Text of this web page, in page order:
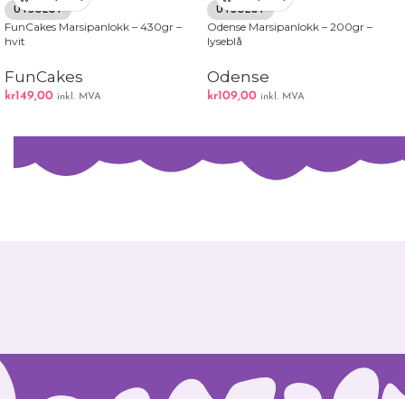
UTSOLGT
FunCakes Marsipanlokk – 430gr –
hvit
FunCakes
kr149,00 inkl. MVA
UTSOLGT
Odense Marsipanlokk – 200gr –
lyseblå
Odense
kr109,00 inkl. MVA